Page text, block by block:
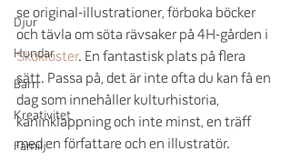
Djur
Hundar
Barn
Kreativitet
Familj
se original-illustrationer, förboka böcker
och tävla om söta rävsaker på 4H-gården i
Skokloster. En fantastisk plats på flera
sätt. Passa på, det är inte ofta du kan få en
dag som innehåller kulturhistoria,
kaninklappning och inte minst, en träff
med en författare och en illustratör.